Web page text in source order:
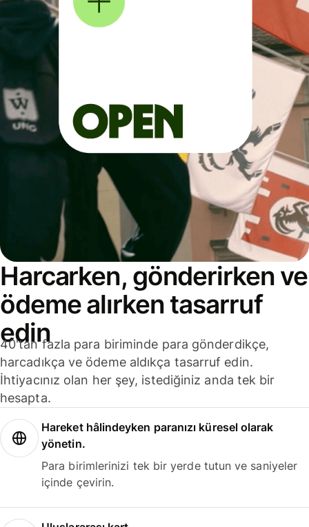
Harcarken, gönderirken ve
ödeme alırken tasarruf
edin
40'tan fazla para biriminde para gönderdikçe,
harcadıkça ve ödeme aldıkça tasarruf edin.
İhtiyacınız olan her şey, istediğiniz anda tek bir
hesapta.
Hareket hâlindeyken paranızı küresel olarak
yönetin.
Para birimlerinizi tek bir yerde tutun ve saniyeler
içinde çevirin.